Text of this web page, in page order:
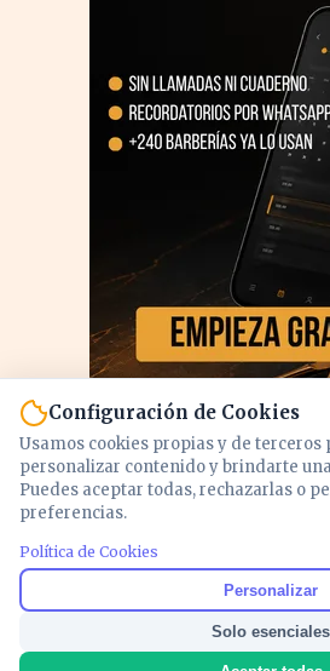
Configuración de Cookies
Usamos cookies propias y de
personalizar contenido y brindarte
Puedes aceptar todas, rechazarlas o
preferencias.
Política de Cookies
Personalizar
Solo esenciales